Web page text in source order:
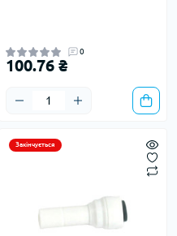
0
100.76 ₴
Закінчується